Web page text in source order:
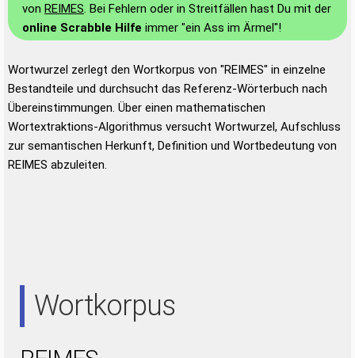
von REIMES. Bei Fehlern oder in Streitfällen hast Du mit der
online Scrabble Hilfe immer "ein Ass im Ärmel"!
Wortwurzel zerlegt den Wortkorpus von "REIMES" in einzelne
Bestandteile und durchsucht das Referenz-Wörterbuch nach
Übereinstimmungen. Über einen mathematischen
Wortextraktions-Algorithmus versucht Wortwurzel, Aufschluss
zur semantischen Herkunft, Definition und Wortbedeutung von
REIMES abzuleiten.
Wortkorpus